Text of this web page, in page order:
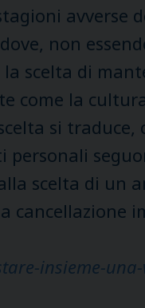
avverse
non
scelta di
come la
si traduce,
personali
scelta di un
cancellazione
insieme-